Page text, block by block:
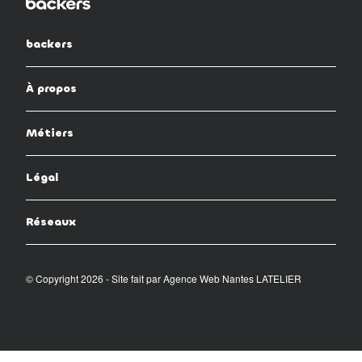
backers
À propos
Métiers
Légal
Réseaux
© Copyright 2026 - Site fait parAgence Web Nantes LATELIER